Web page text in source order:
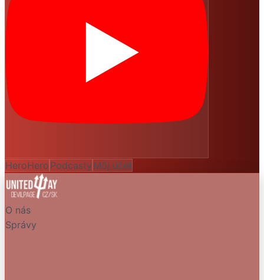
HeroHero Podcasty Môj účet
O nás
Správy